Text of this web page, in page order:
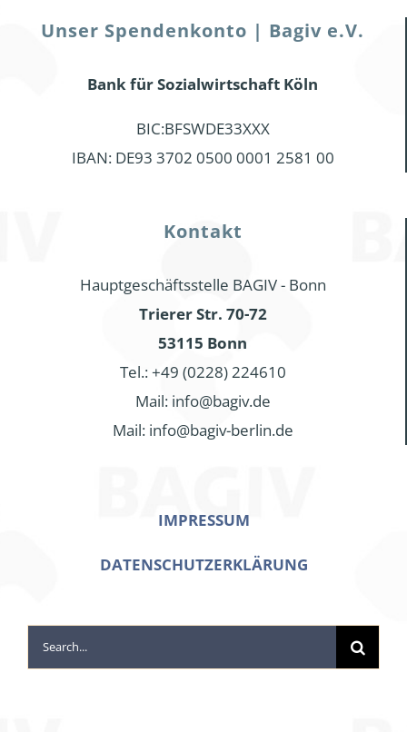
Unser Spendenkonto | Bagiv e.V.
Bank für Sozialwirtschaft Köln
BIC:BFSWDE33XXX
IBAN: DE93 3702 0500 0001 2581 00
Kontakt
Hauptgeschäftsstelle BAGIV - Bonn
Trierer Str. 70-72
53115 Bonn
Tel.: +49 (0228) 224610
Mail: info@bagiv.de
Mail: info@bagiv-berlin.de
IMPRESSUM
DATENSCHUTZERKLÄRUNG
Search
for: